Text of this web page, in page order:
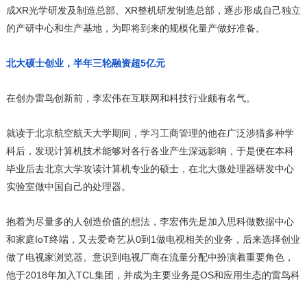
成XR光学研发及制造总部、XR整机研发制造总部，逐步形成自己独立
的产研中心和生产基地，为即将到来的规模化量产做好准备。
北大硕士创业，半年三轮融资超5亿元
在创办雷鸟创新前，李宏伟在互联网和科技行业颇有名气。
就读于北京航空航天大学期间，学习工商管理的他在广泛涉猎多种学
科后，发现计算机技术能够对各行各业产生深远影响，于是便在本科
毕业后去北京大学攻读计算机专业的硕士，在北大微处理器研发中心
实验室做中国自己的处理器。
抱着为尽量多的人创造价值的想法，李宏伟先是加入思科做数据中心
和家庭IoT终端，又去爱奇艺从0到1做电视相关的业务，后来选择创业
做了电视家浏览器。意识到电视厂商在流量分配中扮演着重要角色，
他于2018年加入TCL集团，并成为主要业务是OS和应用生态的雷鸟科